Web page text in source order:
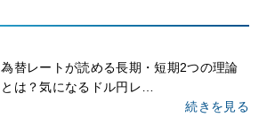
為替レートが読める長期・短期2つの理論
とは？気になるドル円レ…
続きを見る